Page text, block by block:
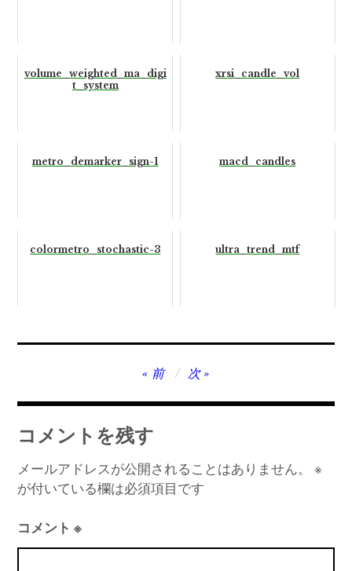
volume_weighted_ma_digi
t_system
xrsi_candle_vol
metro_demarker_sign-1 macd_candles
colormetro_stochastic-3 ultra_trend_mtf
稿
ビ
ゲ
ー
シ
ョ
前 次
コメントを残す
メールアドレスが公開されることはありません。
※
が付いている欄は必須項目です
コメント※